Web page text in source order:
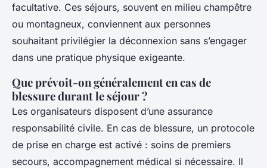
facultative. Ces séjours, souvent en milieu champêtre
ou montagneux, conviennent aux personnes
souhaitant privilégier la déconnexion sans s’engager
dans une pratique physique exigeante.
Que prévoit-on généralement en cas de
blessure durant le séjour ?
Les organisateurs disposent d’une assurance
responsabilité civile. En cas de blessure, un protocole
de prise en charge est activé : soins de premiers
secours, accompagnement médical si nécessaire. Il